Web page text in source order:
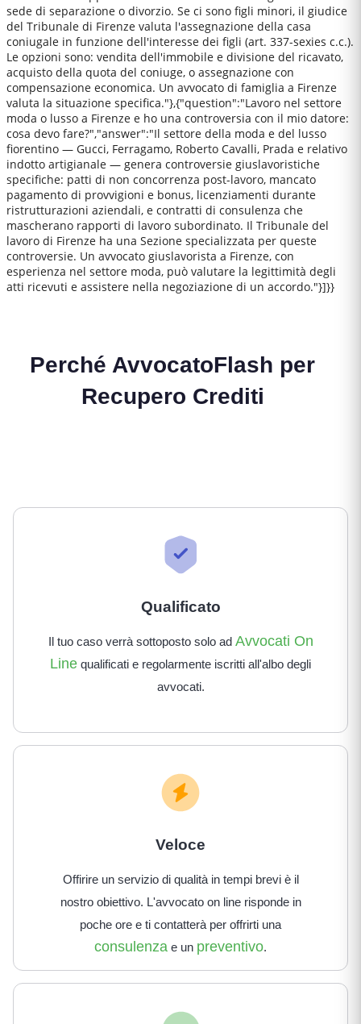
sede di separazione o divorzio. Se ci sono figli minori, il giudice
del Tribunale di Firenze valuta l'assegnazione della casa
coniugale in funzione dell'interesse dei figli (art. 337-sexies c.c.).
Le opzioni sono: vendita dell'immobile e divisione del ricavato,
acquisto della quota del coniuge, o assegnazione con
compensazione economica. Un avvocato di famiglia a Firenze
valuta la situazione specifica."},{"question":"Lavoro nel settore
moda o lusso a Firenze e ho una controversia con il mio datore:
cosa devo fare?","answer":"Il settore della moda e del lusso
fiorentino — Gucci, Ferragamo, Roberto Cavalli, Prada e relativo
indotto artigianale — genera controversie giuslavoristiche
specifiche: patti di non concorrenza post-lavoro, mancato
pagamento di provvigioni e bonus, licenziamenti durante
ristrutturazioni aziendali, e contratti di consulenza che
mascherano rapporti di lavoro subordinato. Il Tribunale del
lavoro di Firenze ha una Sezione specializzata per queste
controversie. Un avvocato giuslavorista a Firenze, con
esperienza nel settore moda, può valutare la legittimità degli
atti ricevuti e assistere nella negoziazione di un accordo."}]}}
Perché AvvocatoFlash per
Recupero Crediti
Qualificato
Il tuo caso verrà sottoposto solo ad Avvocati On
Line qualificati e regolarmente iscritti all'albo degli
avvocati.
Veloce
Offirire un servizio di qualità in tempi brevi è il
nostro obiettivo. L'avvocato on line risponde in
poche ore e ti contatterà per offrirti una
consulenza e un preventivo.